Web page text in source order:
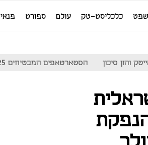
כלכליסט-טק עולם ספורט פנאי
והון סיכון הסטארטאפים המבטיחים 25